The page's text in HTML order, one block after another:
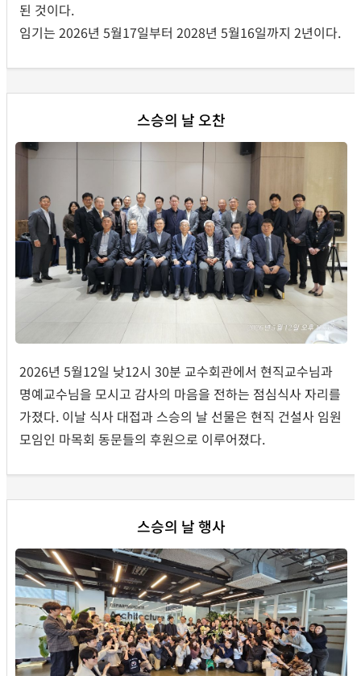
된 것이다.
임기는 2026년 5월17일부터 2028년 5월16일까지 2년이다.
스승의 날 오찬
2026년 5월12일 낮12시 30분 교수회관에서 현직교수님과
명예교수님을 모시고 감사의 마음을 전하는 점심식사 자리를
가졌다. 이날 식사 대접과 스승의 날 선물은 현직 건설사 임원
모임인 마목회 동문들의 후원으로 이루어졌다.
스승의 날 행사